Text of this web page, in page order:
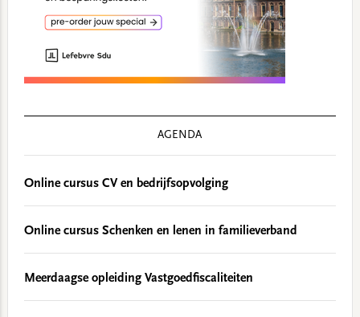
AGENDA
Online cursus CV en bedrijfsopvolging
Online cursus Schenken en lenen in familieverband
Meerdaagse opleiding Vastgoedfiscaliteiten